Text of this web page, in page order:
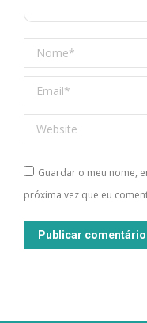
Nome *
Email *
Website
Guardar o meu nome,
próxima vez que eu
Publicar comentário